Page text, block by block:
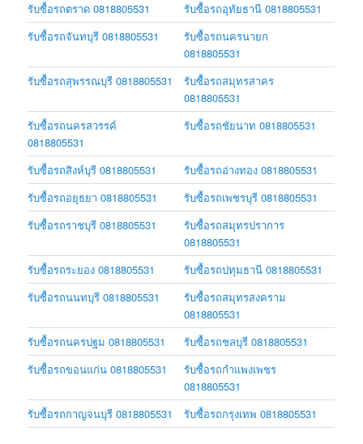
รับซื้อรถตราด 0818805531
รับซื้อรถอุทัยธานี 0818805531
รับซื้อรถจันทบุรี 0818805531
รับซื้อรถนครนายก
0818805531
รับซื้อรถสุพรรณบุรี 0818805531
รับซื้อรถสมุทรสาคร
0818805531
รับซื้อรถนครสวรรค์
0818805531
รับซื้อรถชัยนาท 0818805531
รับซื้อรถสิงห์บุรี 0818805531
รับซื้อรถอ่างทอง 0818805531
รับซื้อรถอยุธยา 0818805531
รับซื้อรถเพชรบุรี 0818805531
รับซื้อรถราชบุรี 0818805531
รับซื้อรถสมุทรปราการ
0818805531
รับซื้อรถระยอง 0818805531
รับซื้อรถปทุมธานี 0818805531
รับซื้อรถนนทบุรี 0818805531
รับซื้อรถสมุทรสงคราม
0818805531
รับซื้อรถนครปฐม 0818805531
รับซื้อรถชลบุรี 0818805531
รับซื้อรถขอนแก่น 0818805531
รับซื้อรถกำแพงเพชร
0818805531
รับซื้อรถกาญจนบุรี 0818805531
รับซื้อรถกรุงเทพ 0818805531